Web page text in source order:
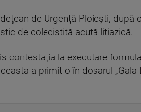
de Urgenţă Ploieşti, după
de colecistită acută litiazică.
contestaţia la executare
a primit-o în dosarul